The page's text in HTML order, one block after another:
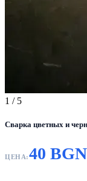
1 / 5
Сварка цветных и
ЦЕНА:40 BGN